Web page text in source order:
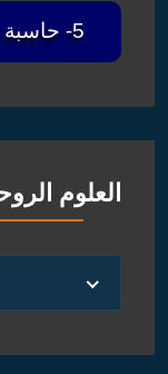
5- حاسبة الحب والتوافق { للشراكة }
العلوم
الروحانية
الفلكية